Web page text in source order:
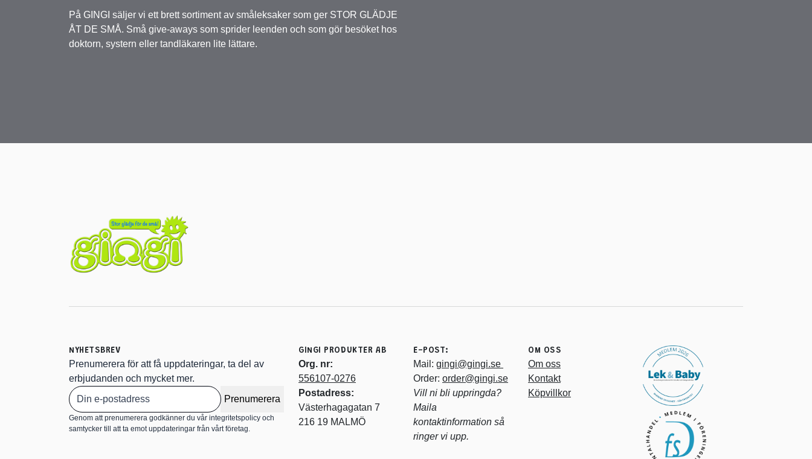
På GINGI säljer vi ett brett sortiment av småleksaker som ger STOR GLÄDJE
ÅT DE SMÅ. Små give-aways som sprider leenden och som gör besöket hos
doktorn, systern eller tandläkaren lite lättare.
NYHETSBREV
Prenumerera för att få uppdateringar, ta del av
erbjudanden och mycket mer.
Prenumerera
Genom att prenumerera godkänner du vår integritetspolicy och
samtycker till att ta emot uppdateringar från vårt företag.
GINGI PRODUKTER AB
Org. nr:
556107-0276
Postadress:
Västerhagagatan 7
216 19 MALMÖ
E-POST:
Mail: gingi@gingi.se
Order: order@gingi.se
Vill ni bli uppringda?
Maila
kontaktinformation så
ringer vi upp.
OM OSS
Om oss
Kontakt
Köpvillkor